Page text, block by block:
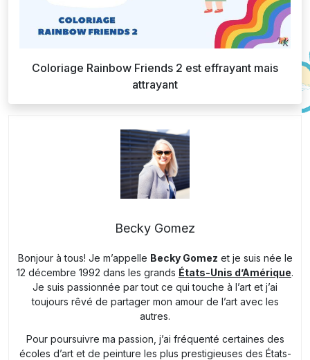
Coloriage Rainbow Friends 2 est effrayant mais
attrayant
Becky Gomez
Bonjour à tous! Je m’appelle Becky Gomez et je suis née le
12 décembre 1992 dans les grands États-Unis d’Amérique.
Je suis passionnée par tout ce qui touche à l’art et j’ai
toujours rêvé de partager mon amour de l’art avec les
autres.
Pour poursuivre ma passion, j’ai fréquenté certaines des
écoles d’art et de peinture les plus prestigieuses des États-